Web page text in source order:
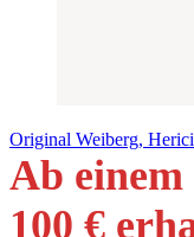
Original Weiberg,
Ab
100 €